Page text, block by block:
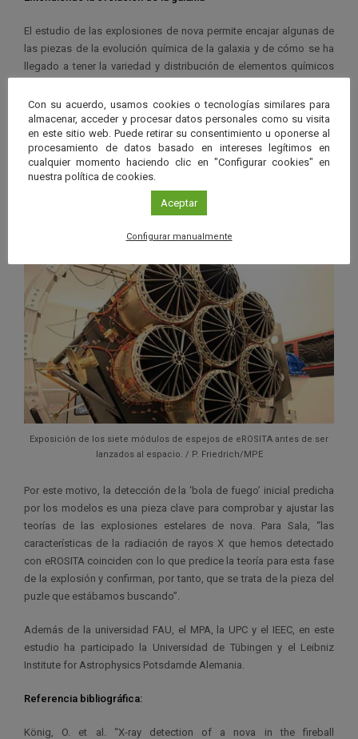
El estudio de las explosiones de nova permite encajar algunas de
las piezas de la evolución química de la galaxia y de cómo se ha
llegado a tener la variedad y distribución de elementos químicos
un universo inicial con una composición mucho más simple.
La observación desde grandes telescopios terrestres, junto con el
estudio de las emisiones en rayos X y gamma desde satélites y la
modelización teórica a través de modelos numéricos, permiten
reconstruir los procesos detallados que ocurren en estos
fenómenos explosivos y su contribución a la evolución de la
Exposición de los siete módulos de espejos de eROSITA antes de ser
lanzados al espacio. / P. Friedrich/MPE
Por este motivo, la detección de la ‘bola de fuego’ inicial predicha
por los modelos es una pieza clave para comprobar y ajustar las
teorías de las explosiones estelares de nova. Para Sala, “las
características de la radiación de rayos X que hemos detectado
con eROSITA coinciden con lo que predice la teoría para esta fase
de la explosión y confirman, por tanto, que se trata de la pieza del
puzle que estábamos buscando”.
Además de la universidad FAU, el MPA, la UPC y el IEEC, en este
estudio ha participado la Universidad de Tübingen y el Leibniz
Institute for Astrophysics Potsdamde Alemania.
Referencia bibliográfica:
König, O. et al. “X-ray detection of a nova in the fireball
Con su acuerdo, usamos cookies o tecnologías similares para
almacenar, acceder y procesar datos personales como su visita
en este sitio web. Puede retirar su consentimiento u oponerse al
procesamiento de datos basado en intereses legítimos en
cualquier momento haciendo clic en "Configurar cookies" en
nuestra política de cookies.
Aceptar
Configurar manualmente